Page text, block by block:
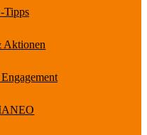
Aktionen